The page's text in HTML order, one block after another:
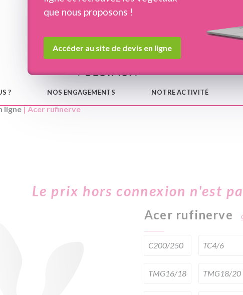
Devis
? NOS ENGAGEMENTS NOTRE ACTIVITÉ
que nous proposons !
Accéder au site de devis en ligne
ligne| Acer rufinerve
Le prix hors connexion n'est
Acer rufinerve
C200/250 TC4/6
TMG16/18 TMG18/20